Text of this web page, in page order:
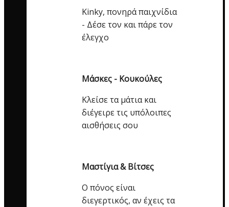
Kinky, πονηρά παιχνίδια
- Δέσε τον και πάρε τον
έλεγχο
Μάσκες - Κουκούλες
Κλείσε τα μάτια και
διέγειρε τις υπόλοιπες
αισθήσεις σου
Μαστίγια & Βίτσες
Ο πόνος είναι
διεγερτικός, αν έχεις τα